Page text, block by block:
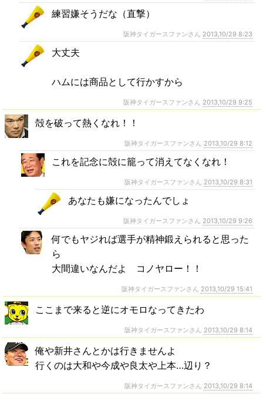
練習嫌そうだな（直撃）
阪神タイガースファンさん 2013,10/29 8:23
大丈夫
ハムには商品として行かすから
阪神タイガースファンさん 2013,10/29 9:25
殻を破って熱くなれ！！
阪神タイガースファンさん 2013,10/29 8:12
これを記念に殻に籠って消えてなくなれ！
阪神タイガースファンさん 2013,10/29 8:31
あなたも嫌になったんでしょ
阪神タイガースファンさん 2013,10/29 9:26
何でもヤジれば選手が精神鍛えられると思った
ら
大間違いなんだよ コノヤロー！！
阪神タイガースファンさん 2013,10/29 15:41
ここまで来ると逆にオモロなってきたわ
阪神タイガースファンさん 2013,10/29 8:14
俺や新井さんとかは行きませんよ
行くのは大和や今成や良太や上本…辺り？
阪神タイガースファンさん 2013,10/29 8:14